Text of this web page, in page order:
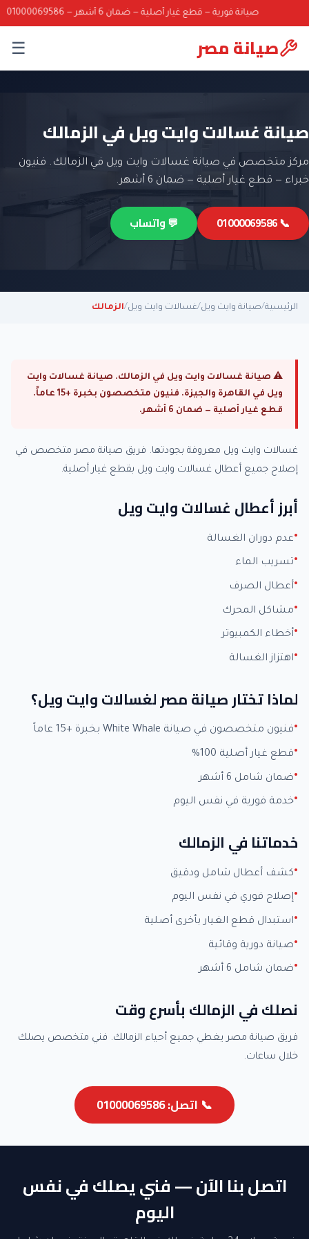
صيانة فورية — قطع غيار أصلية — ضمان 6 أشهر — 01000069586
صيانة مصر ☰
صيانة غسالات وايت ويل في الزمالك
مركز متخصص في صيانة غسالات وايت ويل في الزمالك. فنيون
خبراء — قطع غيار أصلية — ضمان 6 أشهر.
📞 01000069586 💬 واتساب
الرئيسية/صيانة وايت ويل/غسالات وايت ويل/الزمالك
⚠ صيانة غسالات وايت ويل في الزمالك. صيانة غسالات وايت
ويل في القاهرة والجيزة. فنيون متخصصون بخبرة +15 عاماً.
قطع غيار أصلية — ضمان 6 أشهر.
غسالات وايت ويل معروفة بجودتها. فريق صيانة مصر متخصص في
إصلاح جميع أعطال غسالات وايت ويل بقطع غيار أصلية.
أبرز أعطال غسالات وايت ويل
عدم دوران الغسالة
تسريب الماء
أعطال الصرف
مشاكل المحرك
أخطاء الكمبيوتر
اهتزاز الغسالة
لماذا تختار صيانة مصر لغسالات وايت ويل؟
فنيون متخصصون في صيانة White Whale بخبرة +15 عاماً
قطع غيار أصلية 100%
ضمان شامل 6 أشهر
خدمة فورية في نفس اليوم
خدماتنا في الزمالك
كشف أعطال شامل ودقيق
إصلاح فوري في نفس اليوم
استبدال قطع الغيار بأخرى أصلية
صيانة دورية وقائية
ضمان شامل 6 أشهر
نصلك في الزمالك بأسرع وقت
فريق صيانة مصر يغطي جميع أحياء الزمالك. فني متخصص يصلك
خلال ساعات.
📞 اتصل: 01000069586
اتصل بنا الآن — فني يصلك في نفس
اليوم